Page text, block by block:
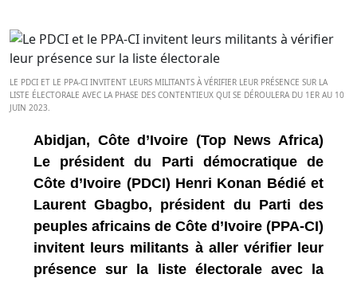
LE PDCI ET LE PPA-CI INVITENT LEURS MILITANTS À VÉRIFIER LEUR PRÉSENCE SUR LA
LISTE ÉLECTORALE AVEC LA PHASE DES CONTENTIEUX QUI SE DÉROULERA DU 1ER AU 10
JUIN 2023.
Abidjan, Côte d’Ivoire (Top News Africa)
Le président du Parti démocratique de
Côte d’Ivoire (PDCI) Henri Konan Bédié et
Laurent Gbagbo, président du Parti des
peuples africains de Côte d’Ivoire (PPA-CI)
invitent leurs militants à aller vérifier leur
présence sur la liste électorale avec la